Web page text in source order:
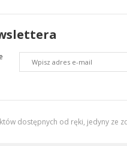
dostępnych od ręki, jedyny ze